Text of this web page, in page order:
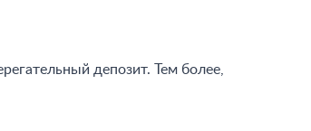
депозит. Тем более,